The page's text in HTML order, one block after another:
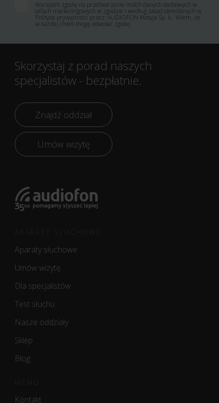
Wyrażam zgodę na przetwarzanie moich danych osobowych w
celach marketingowych w zgodzie i według zasad określonych w
Polityce prywatności przez: AUDIOFON Matyja Sp. k.. Wiem, że
w każdej chwili mogę odwołać zgodę.
Skorzystaj z porad naszych
specjalistów - bezpłatnie.
Znajdź oddział
Umów wizytę
Aparaty słuchowe
Umów wizytę
Dla specjalistów
Test słuchu
Nasze oddziały
Sklep
Blog
Kontakt